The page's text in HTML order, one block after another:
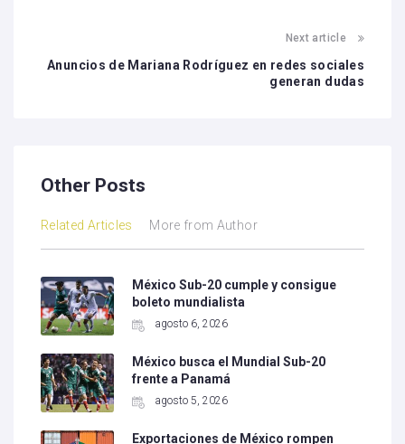
Next article
Anuncios de Mariana Rodríguez en redes sociales
generan dudas
Other Posts
Related Articles More from Author
México Sub-20 cumple y consigue
boleto mundialista
agosto 6, 2026
México busca el Mundial Sub-20
frente a Panamá
agosto 5, 2026
Exportaciones de México rompen